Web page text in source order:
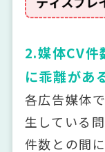
2.媒体CV件
に乖離があ
各広告媒体
生している
件数との間